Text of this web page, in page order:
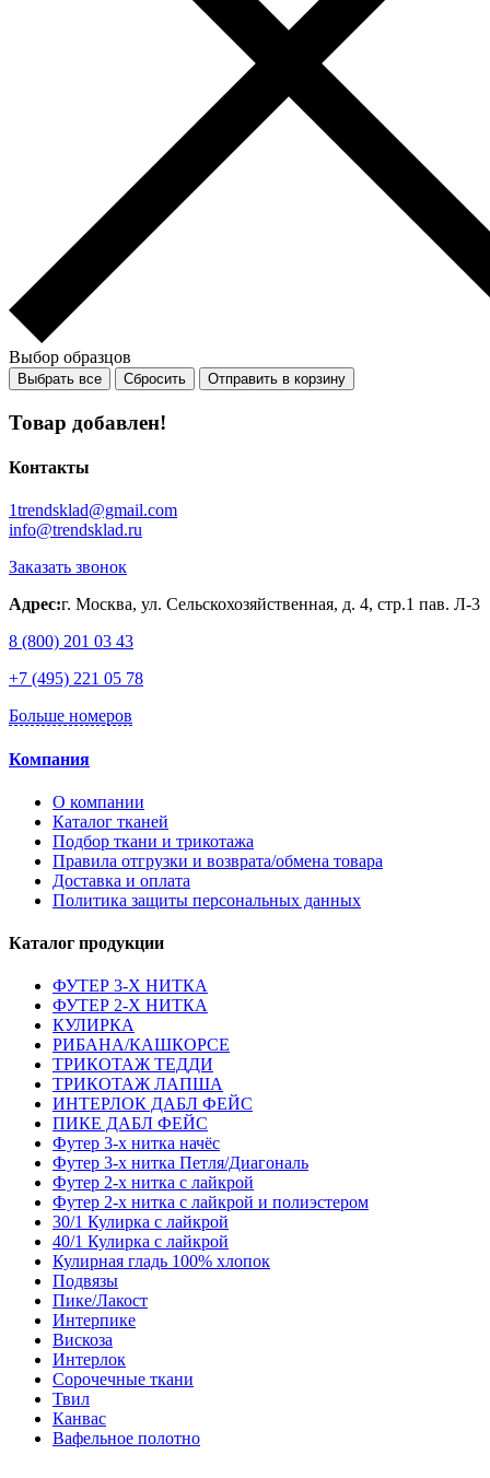
Выбор образцов
Выбрать все Сбросить Отправить в корзину
Товар добавлен!
Контакты
1trendsklad@gmail.com
info@trendsklad.ru
Заказать звонок
Адрес:г. Москва, ул. Сельскохозяйственная, д. 4, стр.1 пав. Л-3
8 (800) 201 03 43
+7 (495) 221 05 78
Больше номеров
Компания
О компании
Каталог тканей
Подбор ткани и трикотажа
Правила отгрузки и возврата/обмена товара
Доставка и оплата
Политика защиты персональных данных
Каталог продукции
ФУТЕР 3-Х НИТКА
ФУТЕР 2-Х НИТКА
КУЛИРКА
РИБАНА/КАШКОРСЕ
ТРИКОТАЖ ТЕДДИ
ТРИКОТАЖ ЛАПША
ИНТЕРЛОК ДАБЛ ФЕЙС
ПИКЕ ДАБЛ ФЕЙС
Футер 3-х нитка начёс
Футер 3-х нитка Петля/Диагональ
Футер 2-х нитка с лайкрой
Футер 2-х нитка с лайкрой и полиэстером
30/1 Кулирка с лайкрой
40/1 Кулирка с лайкрой
Кулирная гладь 100% хлопок
Подвязы
Пике/Лакост
Интерпике
Вискоза
Интерлок
Сорочечные ткани
Твил
Канвас
Вафельное полотно